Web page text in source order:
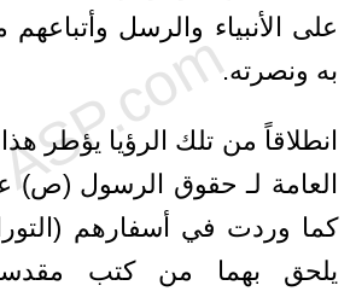
على الأنبياء والرسل وأتباعهم
به ونصرته.
انطلاقاً من تلك الرؤيا يؤطر
العامة لـ حقوق الرسول (ص)
كما وردت في أسفارهم
يلحق بهما من كتب